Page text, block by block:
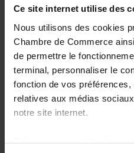
Ce site internet utilise des
Nous utilisons des cookies
Chambre de Commerce
de permettre le
terminal, personnaliser le
fonction de vos
relatives aux médias
notre site internet.
Mardi 9 Mar 2027 > Vendredi
MIPIM 2027 - National